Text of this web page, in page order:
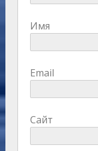
Имя
Email
Сайт